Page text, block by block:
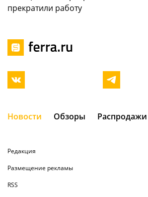
прекратили работу
Новости Обзоры Распродажи
Редакция
Размещение рекламы
RSS